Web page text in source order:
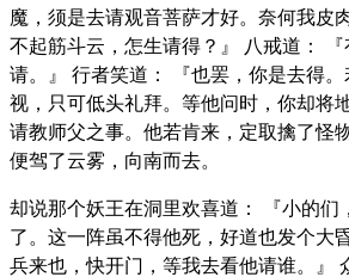
魔，须是去请观音菩萨才好。奈何我皮
不起筋斗云，怎生请得？』 八戒道：
请。』 行者笑道： 『也罢，你是去得
视，只可低头礼拜。等他问时，你却将
请教师父之事。他若肯来，定取擒了怪
便驾了云雾，向南而去。
却说那个妖王在洞里欢喜道： 『小的们
了。这一阵虽不得他死，好道也发个大
兵来也，快开门，等我去看他请谁。』